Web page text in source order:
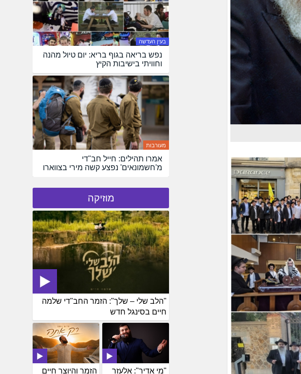
בעין העדשה
נפש בריאה בגוף בריא: יום טיול מהנה
וחוויתי בישיבות הקיץ
מעורבות
אמרו תהילים: חייל חב"די
מ'חשמונאים' נפצע קשה מירי בצווארו
מוזיקה
"הלב שלי – שלך": הזמר החב"די שלמה
חיים בסינגל חדש
הזמר והיוצר חיים "מי אדיר": אלעזר